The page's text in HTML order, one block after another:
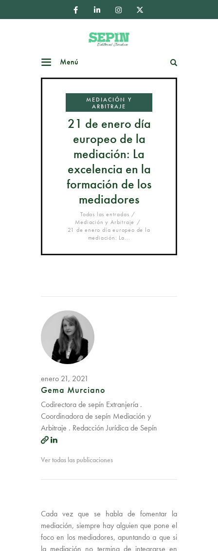
Menú
MEDIACIÓN Y
ARBITRAJE
21 de enero día
europeo de la
mediación: La
excelencia en la
formación de los
mediadores
Todas las entradas
Mediación y Arbitraje
21 de enero día europeo de la
mediación: La...
enero 21, 2021
Gema Murciano
Codirectora de sepín Extranjería .
Coordinadora de sepín Mediación y
Arbitraje . Redacción Jurídica de Sepín
Ver todas las publicaciones
Cada vez que se habla de fomentar la
mediación, siempre hay alguien que pone el
foco en los mediadores, apuntando a que si
la mediación no termina de integrarse en